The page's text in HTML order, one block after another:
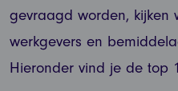
gevraagd worden, kijken
werkgevers en
Hieronder vind je de top